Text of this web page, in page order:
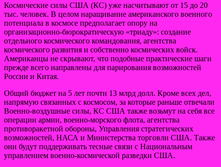
Космические силы США (КС) уже насчитывают от 15 до 20
тыс. человек. В целом наращивание американского военного
потенциала в космосе предполагает опору на
организационно-бюрократическую «триаду»: создание
отдельного космического командования, агентства
космического развития и собственно космических войск.
Американцы не скрывают, что подобные практические шаги
прежде всего направлены для парирования возможностей
России и Китая.
Общий бюджет на 5 лет почти 13 млрд долл. Кроме всех дел,
напрямую связанных с космосом, за которые раньше отвечали
Военно-воздушные силы, КС США также возьмут на себя все
операции армии, военно-морского флота, агентства
противоракетной обороны, Управления стратегических
возможностей, НАСА и Министерства торговли США. Также
они будут поддерживать тесные связи с Национальным
управлением военно-космической разведки США.